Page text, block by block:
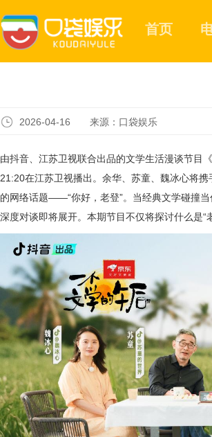
首页
2026-04-16 来源：口袋娱乐
由抖音、江苏卫视联合出品的文学生活漫谈节目
21:20在江苏卫视播出。余华、苏童、魏冰心将
的网络话题——“你好，老登”。当经典文学碰撞
深度对谈即将展开。本期节目不仅将探讨什么是